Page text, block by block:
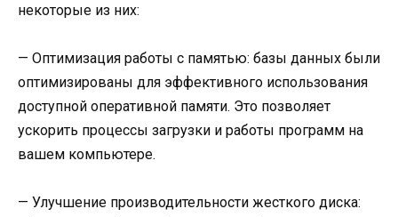
некоторые из них:
— Оптимизация работы с памятью: базы данных были
оптимизированы для эффективного использования
доступной оперативной памяти. Это позволяет
ускорить процессы загрузки и работы программ на
вашем компьютере.
— Улучшение производительности жесткого диска: